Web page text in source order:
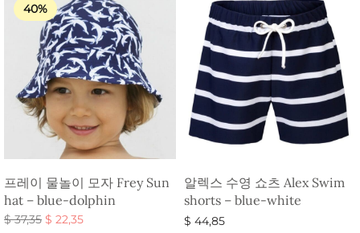
40%
프레이 물놀이 모자 Frey Sun
hat – blue-dolphin
$37,35 원래 가
$ 22,35현재 가
알렉스 수영 쇼츠 Alex Swim
shorts – blue-white
$ 44,85